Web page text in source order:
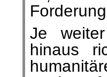
Je
hinaus